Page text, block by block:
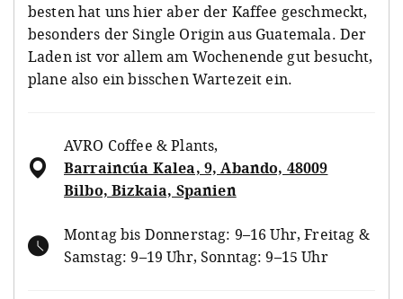
besten hat uns hier aber der Kaffee geschmeckt,
besonders der Single Origin aus Guatemala. Der
Laden ist vor allem am Wochenende gut besucht,
plane also ein bisschen Wartezeit ein.
AVRO Coffee & Plants,
Barraincúa Kalea, 9, Abando, 48009
Bilbo, Bizkaia, Spanien
Montag bis Donnerstag: 9–16 Uhr, Freitag &
Samstag: 9–19 Uhr, Sonntag: 9–15 Uhr